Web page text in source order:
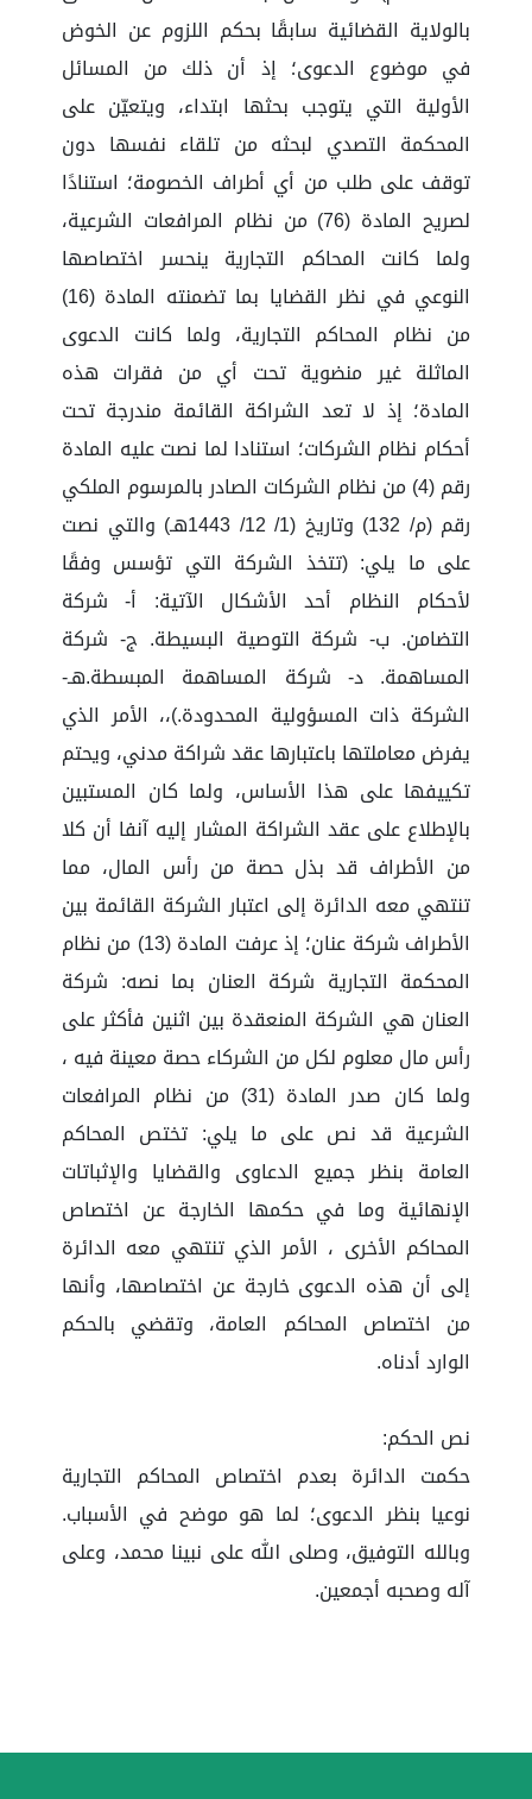
بالولاية القضائية سابقًا بحكم اللزوم عن الخوض
في موضوع الدعوى؛ إذ أن ذلك من المسائل
الأولية التي يتوجب بحثها ابتداء، ويتعيّن على
المحكمة التصدي لبحثه من تلقاء نفسها دون
توقف على طلب من أي أطراف الخصومة؛ استنادًا
لصريح المادة (76) من نظام المرافعات الشرعية،
ولما كانت المحاكم التجارية ينحسر اختصاصها
النوعي في نظر القضايا بما تضمنته المادة (16)
من نظام المحاكم التجارية، ولما كانت الدعوى
الماثلة غير منضوية تحت أي من فقرات هذه
المادة؛ إذ لا تعد الشراكة القائمة مندرجة تحت
أحكام نظام الشركات؛ استنادا لما نصت عليه المادة
رقم (4) من نظام الشركات الصادر بالمرسوم الملكي
رقم (م/ 132) وتاريخ (1/ 12/ 1443هـ) والتي نصت
على ما يلي: (تتخذ الشركة التي تؤسس وفقًا
لأحكام النظام أحد الأشكال الآتية: أ- شركة
التضامن. ب- شركة التوصية البسيطة. ج- شركة
المساهمة. د- شركة المساهمة المبسطة.هـ-
الشركة ذات المسؤولية المحدودة.)،، الأمر الذي
يفرض معاملتها باعتبارها عقد شراكة مدني، ويحتم
تكييفها على هذا الأساس، ولما كان المستبين
بالإطلاع على عقد الشراكة المشار إليه آنفا أن كلا
من الأطراف قد بذل حصة من رأس المال، مما
تنتهي معه الدائرة إلى اعتبار الشركة القائمة بين
الأطراف شركة عنان؛ إذ عرفت المادة (13) من نظام
المحكمة التجارية شركة العنان بما نصه: شركة
العنان هي الشركة المنعقدة بين اثنين فأكثر على
رأس مال معلوم لكل من الشركاء حصة معينة فيه ،
ولما كان صدر المادة (31) من نظام المرافعات
الشرعية قد نص على ما يلي: تختص المحاكم
العامة بنظر جميع الدعاوى والقضايا والإثباتات
الإنهائية وما في حكمها الخارجة عن اختصاص
المحاكم الأخرى ، الأمر الذي تنتهي معه الدائرة
إلى أن هذه الدعوى خارجة عن اختصاصها، وأنها
من اختصاص المحاكم العامة، وتقضي بالحكم
الوارد أدناه.
نص الحكم:
حكمت الدائرة بعدم اختصاص المحاكم التجارية
نوعيا بنظر الدعوى؛ لما هو موضح في الأسباب.
وبالله التوفيق، وصلى الله على نبينا محمد، وعلى
آله وصحبه أجمعين.